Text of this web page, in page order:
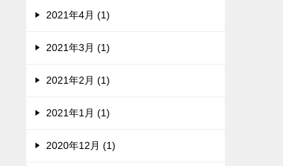
2021年4月 (1)
2021年3月 (1)
2021年2月 (1)
2021年1月 (1)
2020年12月 (1)